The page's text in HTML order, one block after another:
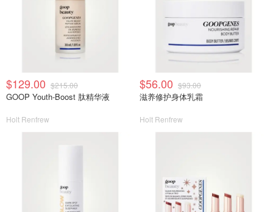
$129.00 $215.00
GOOP Youth-Boost 肽精华液
Holt Renfrew
$56.00 $93.00
滋养修护身体乳霜
Holt Renfrew